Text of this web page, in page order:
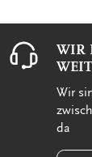
WIR
Wir
da